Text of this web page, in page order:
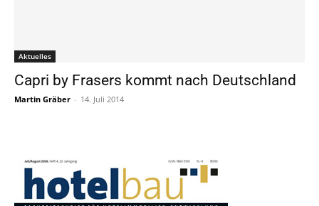
Aktuelles
Capri by Frasers kommt nach Deutschland
Martin Gräber - 14. Juli 2014